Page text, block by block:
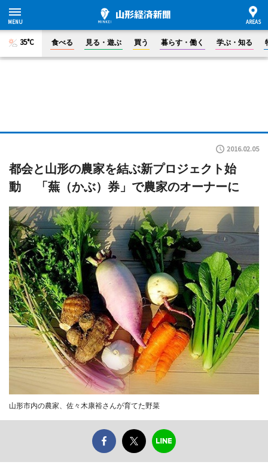
35°C 食べる 見る・遊ぶ 買う 暮らす・働く 学ぶ・知る
2016.02.05
都会と山形の農家を結ぶ新プロジェクト始
動 「蕪（かぶ）券」で農家のオーナーに
山形市内の農家、佐々木康裕さんが育てた野菜